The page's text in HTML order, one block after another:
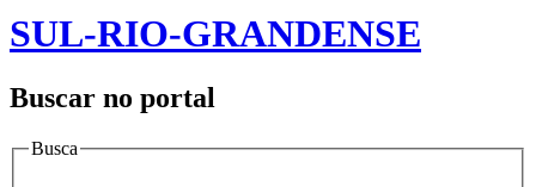
SUL-RIO-GRANDENSE
Buscar no portal
Busca